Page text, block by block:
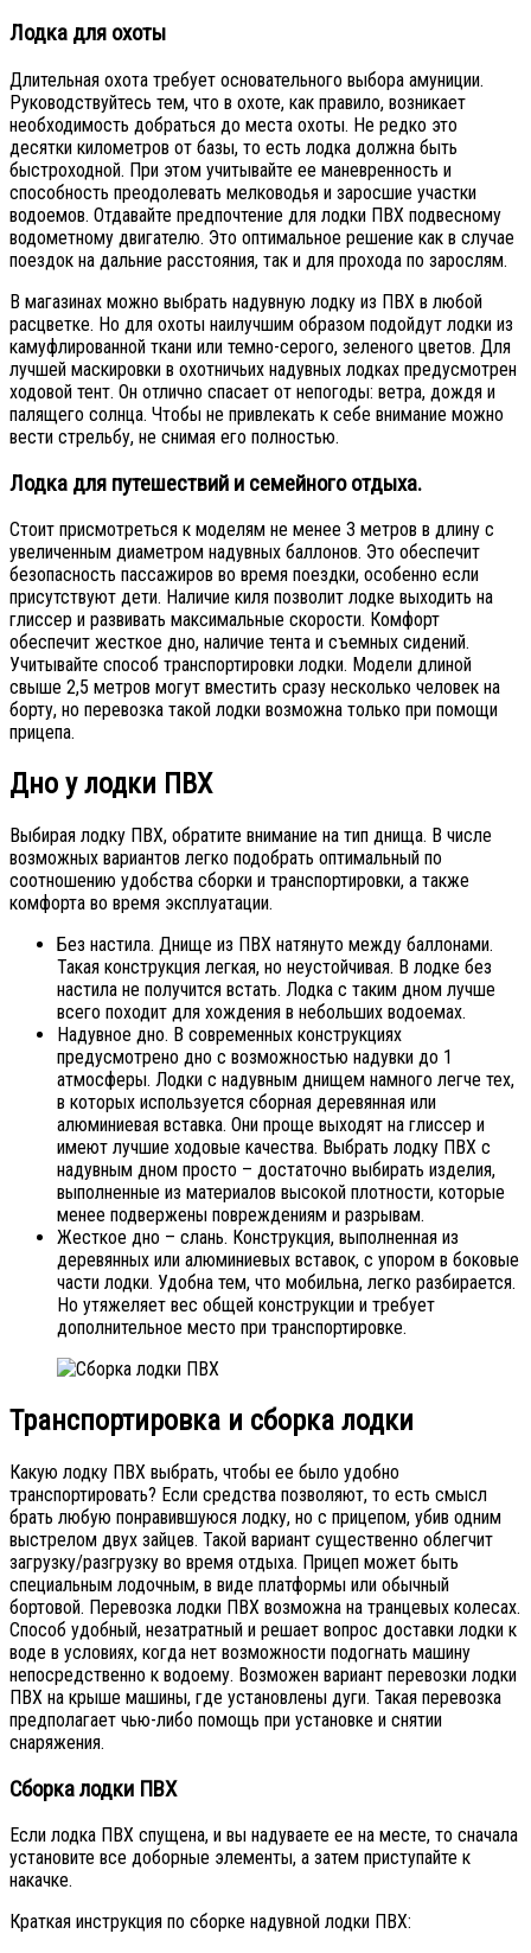
Лодка для охоты
Длительная охота требует основательного выбора амуниции.
Руководствуйтесь тем, что в охоте, как правило, возникает
необходимость добраться до места охоты. Не редко это
десятки километров от базы, то есть лодка должна быть
быстроходной. При этом учитывайте ее маневренность и
способность преодолевать мелководья и заросшие участки
водоемов. Отдавайте предпочтение для лодки ПВХ подвесному
водометному двигателю. Это оптимальное решение как в случае
поездок на дальние расстояния, так и для прохода по зарослям.
В магазинах можно выбрать надувную лодку из ПВХ в любой
расцветке. Но для охоты наилучшим образом подойдут лодки из
камуфлированной ткани или темно-серого, зеленого цветов. Для
лучшей маскировки в охотничьих надувных лодках предусмотрен
ходовой тент. Он отлично спасает от непогоды: ветра, дождя и
палящего солнца. Чтобы не привлекать к себе внимание можно
вести стрельбу, не снимая его полностью.
Лодка для путешествий и семейного отдыха.
Стоит присмотреться к моделям не менее 3 метров в длину с
увеличенным диаметром надувных баллонов. Это обеспечит
безопасность пассажиров во время поездки, особенно если
присутствуют дети. Наличие киля позволит лодке выходить на
глиссер и развивать максимальные скорости. Комфорт
обеспечит жесткое дно, наличие тента и съемных сидений.
Учитывайте способ транспортировки лодки. Модели длиной
свыше 2,5 метров могут вместить сразу несколько человек на
борту, но перевозка такой лодки возможна только при помощи
прицепа.
Дно у лодки ПВХ
Выбирая лодку ПВХ, обратите внимание на тип днища. В числе
возможных вариантов легко подобрать оптимальный по
соотношению удобства сборки и транспортировки, а также
комфорта во время эксплуатации.
Без настила. Днище из ПВХ натянуто между баллонами.
Такая конструкция легкая, но неустойчивая. В лодке без
настила не получится встать. Лодка с таким дном лучше
всего походит для хождения в небольших водоемах.
Надувное дно. В современных конструкциях
предусмотрено дно с возможностью надувки до 1
атмосферы. Лодки с надувным днищем намного легче тех,
в которых используется сборная деревянная или
алюминиевая вставка. Они проще выходят на глиссер и
имеют лучшие ходовые качества. Выбрать лодку ПВХ с
надувным дном просто – достаточно выбирать изделия,
выполненные из материалов высокой плотности, которые
менее подвержены повреждениям и разрывам.
Жесткое дно – слань. Конструкция, выполненная из
деревянных или алюминиевых вставок, с упором в боковые
части лодки. Удобна тем, что мобильна, легко разбирается.
Но утяжеляет вес общей конструкции и требует
дополнительное место при транспортировке.
Транспортировка и сборка лодки
Какую лодку ПВХ выбрать, чтобы ее было удобно
транспортировать? Если средства позволяют, то есть смысл
брать любую понравившуюся лодку, но с прицепом, убив одним
выстрелом двух зайцев. Такой вариант существенно облегчит
загрузку/разгрузку во время отдыха. Прицеп может быть
специальным лодочным, в виде платформы или обычный
бортовой. Перевозка лодки ПВХ возможна на транцевых колесах.
Способ удобный, незатратный и решает вопрос доставки лодки к
воде в условиях, когда нет возможности подогнать машину
непосредственно к водоему. Возможен вариант перевозки лодки
ПВХ на крыше машины, где установлены дуги. Такая перевозка
предполагает чью-либо помощь при установке и снятии
снаряжения.
Сборка лодки ПВХ
Если лодка ПВХ спущена, и вы надуваете ее на месте, то сначала
установите все доборные элементы, а затем приступайте к
накачке.
Краткая инструкция по сборке надувной лодки ПВХ: